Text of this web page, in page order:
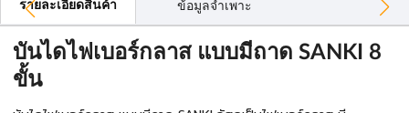
รายละเอียดสินค้า ข้อมูลจำเพาะ
บันไดไฟเบอร์กลาส แบบมีถาด SANKI 8
ขั้น